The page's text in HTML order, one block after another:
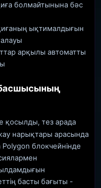
болмайтынына бәс
ықтималдығын
арқылы автоматты
қосылды, тез арада
нарықтары арасында
блокчейнінде
басты бағыты -